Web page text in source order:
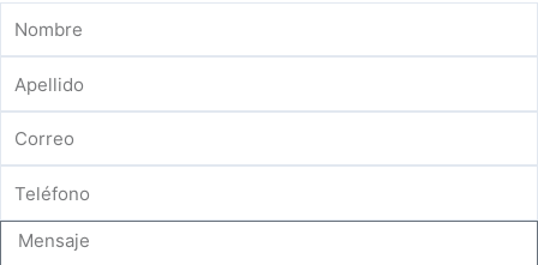
Name
Number
Message